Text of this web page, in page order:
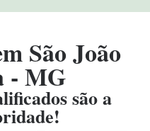
São João
- MG
são a